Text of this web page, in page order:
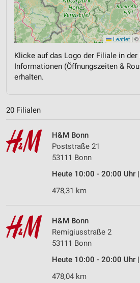
Leaflet | ©
Klicke auf das Logo der Filiale in der
Informationen (Öffnungszeiten &
erhalten.
20 Filialen
H&M Bonn
Poststraße 21
53111 Bonn
Heute 10:00 - 20:00 Uhr |
478,31 km
H&M Bonn
Remigiusstraße 2
53111 Bonn
Heute 10:00 - 20:00 Uhr |
478,04 km